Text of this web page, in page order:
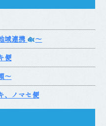
域連携
～
便
～
、ノマセ便